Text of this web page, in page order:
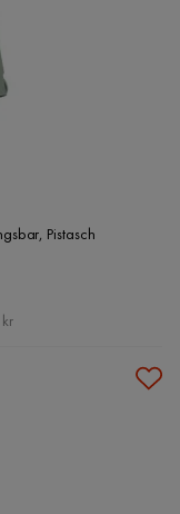
Pistasch